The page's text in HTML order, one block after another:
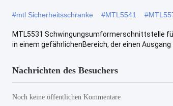
#mtl Sicherheitsschranke #MTL5541 #
MTL5531 Schwingungsumformerschnittstelle
in einem gefährlichenBereich, der einen
Nachrichten des Besuchers
Noch keine öffentlichen Kommentare